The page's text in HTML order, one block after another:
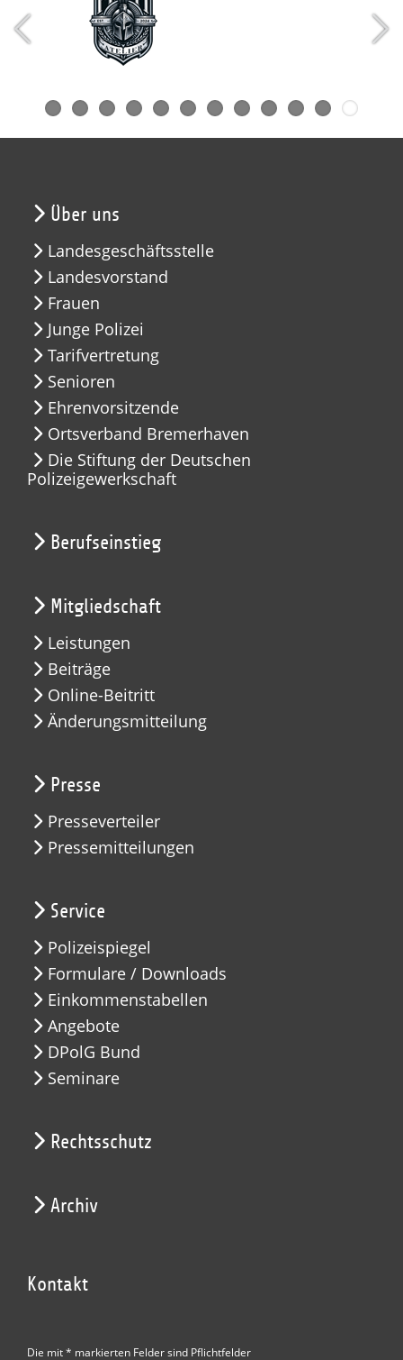
Über uns
Landesgeschäftsstelle
Landesvorstand
Frauen
Junge Polizei
Tarifvertretung
Senioren
Ehrenvorsitzende
Ortsverband Bremerhaven
Die Stiftung der Deutschen
Polizeigewerkschaft
Berufseinstieg
Mitgliedschaft
Leistungen
Beiträge
Online-Beitritt
Änderungsmitteilung
Presse
Presseverteiler
Pressemitteilungen
Service
Polizeispiegel
Formulare / Downloads
Einkommenstabellen
Angebote
DPolG Bund
Seminare
Rechtsschutz
Archiv
Kontakt
Die mit * markierten Felder sind Pflichtfelder